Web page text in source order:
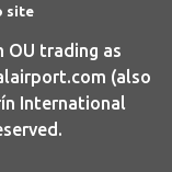
site
OU trading as
(also
International